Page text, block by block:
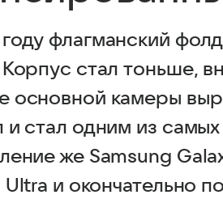
флагманский
стал тоньше,
основной камеры
и стал одним из
же Samsung
Ultra и окончательно